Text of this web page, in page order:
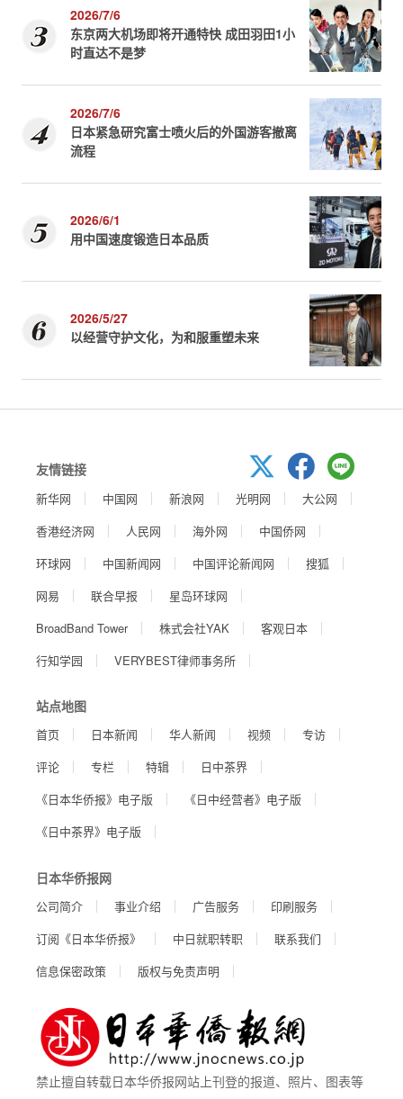
2026/7/6
东京两大机场即将开通特快 成田羽田1小
时直达不是梦
2026/7/6
日本紧急研究富士喷火后的外国游客撤离
流程
2026/6/1
用中国速度锻造日本品质
2026/5/27
以经营守护文化，为和服重塑未来
友情链接
新华网 中国网 新浪网 光明网
大公网
香港经济网
人民网 海外网
中国侨网
环球网
中国新闻网 中国评论新闻网
搜狐
网易
联合早报
星岛环球网
BroadBand Tower
株式会社YAK
客观日本
行知学园
VERYBEST律师事务所
站点地图
首页 日本新闻 华人新闻 视频
专访
评论
专栏 特辑
日中茶界
《日本华侨报》电子版
《日中经营者》电子版
《日中茶界》电子版
日本华侨报网
公司简介 事业介绍 广告服务
印刷服务
订阅《日本华侨报》
中日就职转职
联系我们
信息保密政策
版权与免责声明
禁止擅自转载日本华侨报网站上刊登的报道、照片、图表等